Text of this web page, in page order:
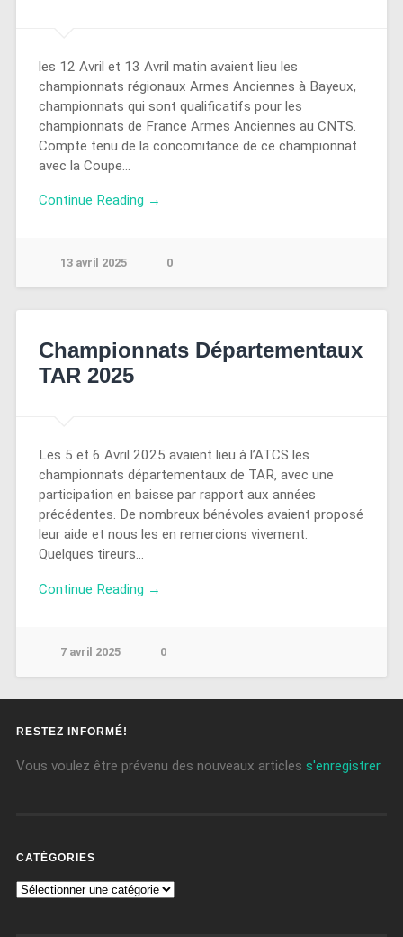
les 12 Avril et 13 Avril matin avaient lieu les
championnats régionaux Armes Anciennes à Bayeux,
championnats qui sont qualificatifs pour les
championnats de France Armes Anciennes au CNTS.
Compte tenu de la concomitance de ce championnat
avec la Coupe…
Continue Reading →
13 avril 2025 0
Championnats Départementaux
TAR 2025
Les 5 et 6 Avril 2025 avaient lieu à l’ATCS les
championnats départementaux de TAR, avec une
participation en baisse par rapport aux années
précédentes. De nombreux bénévoles avaient proposé
leur aide et nous les en remercions vivement.
Quelques tireurs…
Continue Reading →
7 avril 2025 0
RESTEZ INFORMÉ!
Vous voulez être prévenu des nouveaux articles s'enregistrer
CATÉGORIES